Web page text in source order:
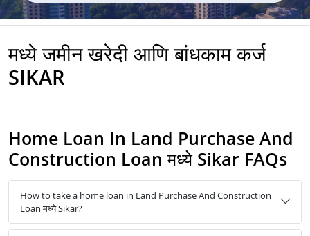
मध्ये जमीन खरेदी आणि बांधकाम कर्ज
SIKAR
Home Loan In Land Purchase And
Construction Loan मध्ये Sikar FAQs
How to take a home loan in Land Purchase And Construction
Loan मध्ये Sikar?